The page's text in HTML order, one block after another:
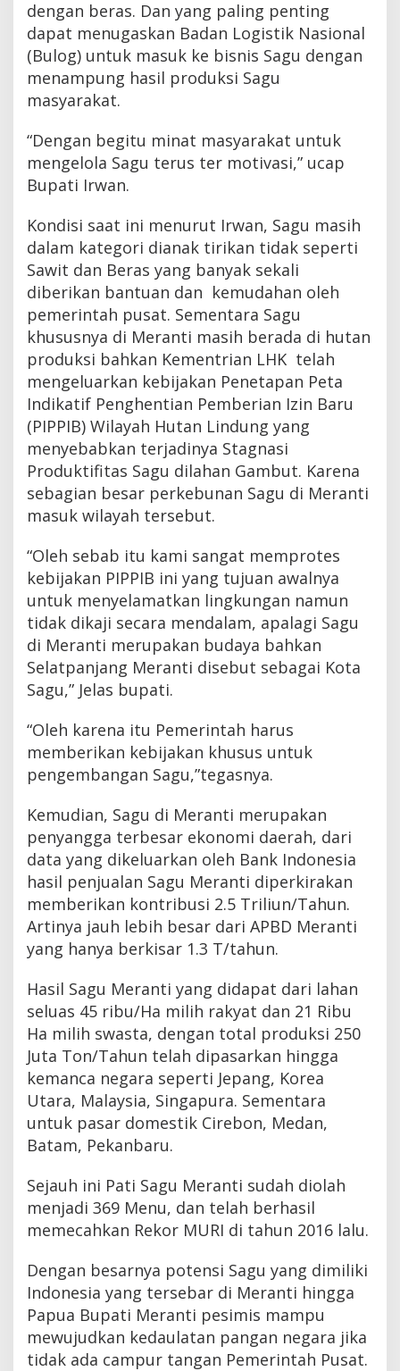
dengan beras. Dan yang paling penting
dapat menugaskan Badan Logistik Nasional
(Bulog) untuk masuk ke bisnis Sagu dengan
menampung hasil produksi Sagu
masyarakat.
“Dengan begitu minat masyarakat untuk
mengelola Sagu terus ter motivasi,” ucap
Bupati Irwan.
Kondisi saat ini menurut Irwan, Sagu masih
dalam kategori dianak tirikan tidak seperti
Sawit dan Beras yang banyak sekali
diberikan bantuan dan kemudahan oleh
pemerintah pusat. Sementara Sagu
khususnya di Meranti masih berada di hutan
produksi bahkan Kementrian LHK telah
mengeluarkan kebijakan Penetapan Peta
Indikatif Penghentian Pemberian Izin Baru
(PIPPIB) Wilayah Hutan Lindung yang
menyebabkan terjadinya Stagnasi
Produktifitas Sagu dilahan Gambut. Karena
sebagian besar perkebunan Sagu di Meranti
masuk wilayah tersebut.
“Oleh sebab itu kami sangat memprotes
kebijakan PIPPIB ini yang tujuan awalnya
untuk menyelamatkan lingkungan namun
tidak dikaji secara mendalam, apalagi Sagu
di Meranti merupakan budaya bahkan
Selatpanjang Meranti disebut sebagai Kota
Sagu,” Jelas bupati.
“Oleh karena itu Pemerintah harus
memberikan kebijakan khusus untuk
pengembangan Sagu,”tegasnya.
Kemudian, Sagu di Meranti merupakan
penyangga terbesar ekonomi daerah, dari
data yang dikeluarkan oleh Bank Indonesia
hasil penjualan Sagu Meranti diperkirakan
memberikan kontribusi 2.5 Triliun/Tahun.
Artinya jauh lebih besar dari APBD Meranti
yang hanya berkisar 1.3 T/tahun.
Hasil Sagu Meranti yang didapat dari lahan
seluas 45 ribu/Ha milih rakyat dan 21 Ribu
Ha milih swasta, dengan total produksi 250
Juta Ton/Tahun telah dipasarkan hingga
kemanca negara seperti Jepang, Korea
Utara, Malaysia, Singapura. Sementara
untuk pasar domestik Cirebon, Medan,
Batam, Pekanbaru.
Sejauh ini Pati Sagu Meranti sudah diolah
menjadi 369 Menu, dan telah berhasil
memecahkan Rekor MURI di tahun 2016 lalu.
Dengan besarnya potensi Sagu yang dimiliki
Indonesia yang tersebar di Meranti hingga
Papua Bupati Meranti pesimis mampu
mewujudkan kedaulatan pangan negara jika
tidak ada campur tangan Pemerintah Pusat.